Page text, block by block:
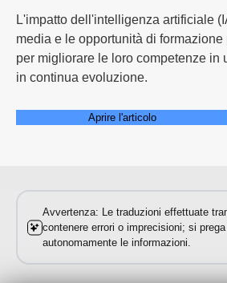
L'impatto dell'intelligenza artificiale
media e le opportunità di
per migliorare le loro competenze in
in continua evoluzione.
Aprire l'articolo
Avvertenza: Le traduzioni effettuate
contenere errori o imprecisioni; si
autonomamente le informazioni.